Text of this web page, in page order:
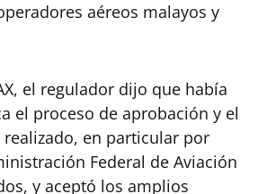
aéreos malayos y
el regulador dijo que había
el proceso de aprobación y el
en particular por
Federal de Aviación
y aceptó los amplios